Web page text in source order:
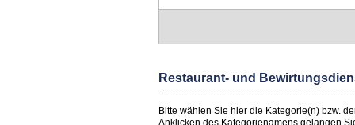
Restaurant- und
Bitte wählen Sie hier die Kategorie(n) bzw.
Anklicken des Kategorienamens gelangen